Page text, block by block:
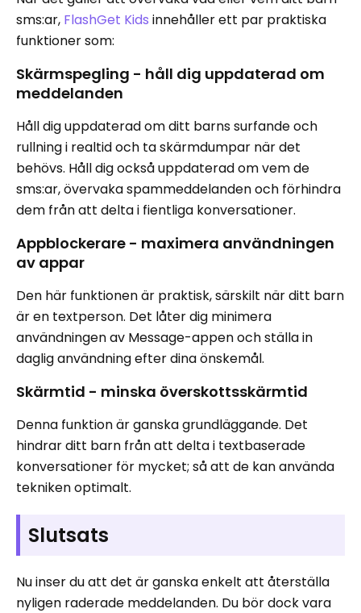
sms:ar, FlashGet Kids innehåller ett par praktiska
funktioner som:
Skärmspegling - håll dig uppdaterad om
meddelanden
Håll dig uppdaterad om ditt barns surfande och
rullning i realtid och ta skärmdumpar när det
behövs. Håll dig också uppdaterad om vem de
sms:ar, övervaka spammeddelanden och förhindra
dem från att delta i fientliga konversationer.
Appblockerare - maximera användningen
av appar
Den här funktionen är praktisk, särskilt när ditt barn
är en textperson. Det låter dig minimera
användningen av Message-appen och ställa in
daglig användning efter dina önskemål.
Skärmtid - minska överskottsskärmtid
Denna funktion är ganska grundläggande. Det
hindrar ditt barn från att delta i textbaserade
konversationer för mycket; så att de kan använda
tekniken optimalt.
Slutsats
Nu inser du att det är ganska enkelt att återställa
nyligen raderade meddelanden. Du bör dock vara